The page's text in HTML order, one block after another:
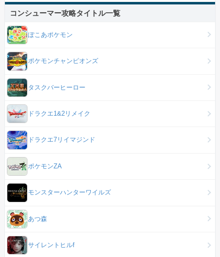
コンシューマー攻略タイトル一覧
ぽこあポケモン
ポケモンチャンピオンズ
タスクバーヒーロー
ドラクエ1&2リメイク
ドラクエ7リイマジンド
ポケモンZA
モンスターハンターワイルズ
あつ森
サイレントヒルf